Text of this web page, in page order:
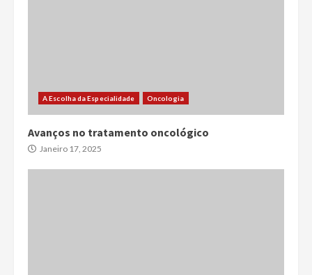
A Escolha da Especialidade Oncologia
Avanços no tratamento oncológico
Janeiro 17, 2025